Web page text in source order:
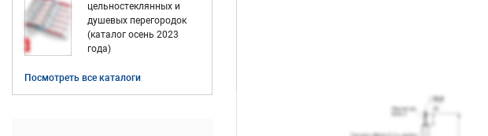
цельностеклянных и
душевых перегородок
(каталог осень 2023
года)
Посмотреть все каталоги